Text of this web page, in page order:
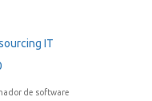
IT
de software